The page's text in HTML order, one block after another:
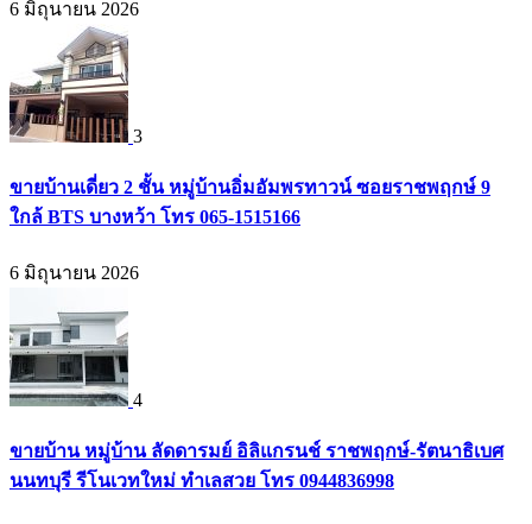
6 มิถุนายน 2026
3
ขายบ้านเดี่ยว 2 ชั้น หมู่บ้านอิ่มอัมพรทาวน์ ซอยราชพฤกษ์ 9
ใกล้ BTS บางหว้า โทร 065-1515166
6 มิถุนายน 2026
4
ขายบ้าน หมู่บ้าน ลัดดารมย์ อิลิแกรนช์ ราชพฤกษ์-รัตนาธิเบศ
นนทบุรี รีโนเวทใหม่ ทำเลสวย โทร 0944836998